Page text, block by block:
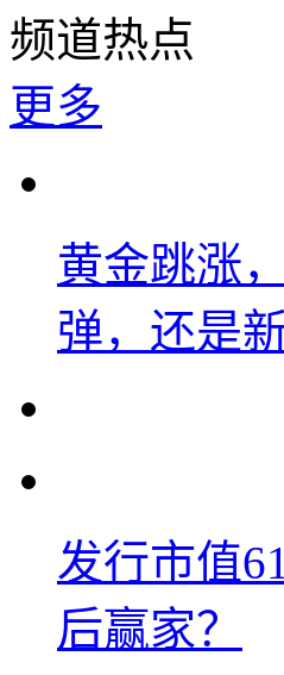
频道热点
更多
黄金跳涨
弹，还是
发行市值
后赢家？